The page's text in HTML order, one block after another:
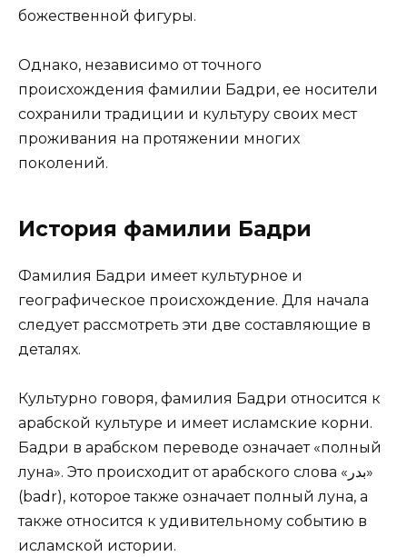
божественной фигуры.
Однако, независимо от точного
происхождения фамилии Бадри, ее носители
сохранили традиции и культуру своих мест
проживания на протяжении многих
поколений.
История фамилии Бадри
Фамилия Бадри имеет культурное и
географическое происхождение. Для начала
следует рассмотреть эти две составляющие в
деталях.
Культурно говоря, фамилия Бадри относится к
арабской культуре и имеет исламские корни.
Бадри в арабском переводе означает «полный
луна». Это происходит от арабского слова «بدر»
(badr), которое также означает полный луна, а
также относится к удивительному событию в
исламской истории.